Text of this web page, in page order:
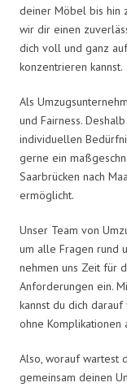
deiner Möbel bis hin
wir dir einen
dich voll und ganz
konzentrieren kannst.
Als
und Fairness.
individuellen
gerne ein
Saarbrücken nach
ermöglicht.
Unser Team von
um alle Fragen rund
nehmen uns Zeit für
Anforderungen ein.
kannst du dich
ohne Komplikationen
Also, worauf wartest
gemeinsam deinen